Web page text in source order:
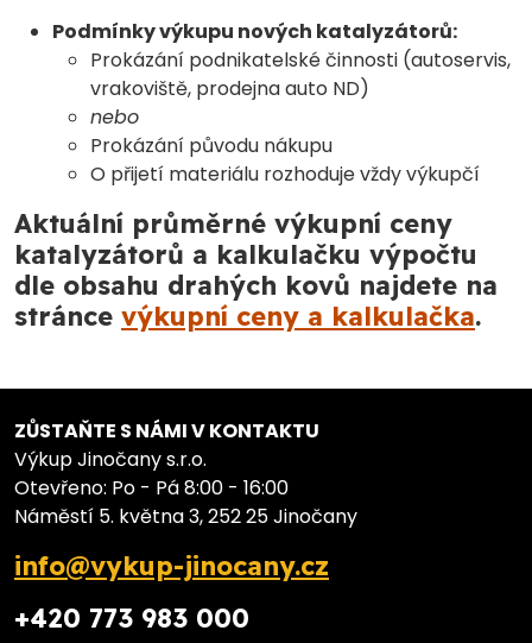
Podmínky výkupu nových katalyzátorů:
Prokázání podnikatelské činnosti (autoservis,
vrakoviště, prodejna auto ND)
nebo
Prokázání původu nákupu
O přijetí materiálu rozhoduje vždy výkupčí
Aktuální průměrné výkupní ceny
katalyzátorů a kalkulačku výpočtu
dle obsahu drahých kovů najdete na
stránce výkupní ceny a kalkulačka.
ZŮSTAŇTE S NÁMI V KONTAKTU
Výkup Jinočany s.r.o.
Otevřeno: Po - Pá 8:00 - 16:00
Náměstí 5. května 3, 252 25 Jinočany
info@vykup-jinocany.cz
+420 773 983 000